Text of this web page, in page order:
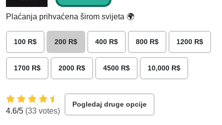
Plaćanja prihvaćena širom svijeta 🌍
100 R$ 200 R$ 400 R$ 800 R$ 1200 R$
1700 R$ 2000 R$ 4500 R$ 10,000 R$
4.6/5 (33 votes)
Pogledaj druge opcije